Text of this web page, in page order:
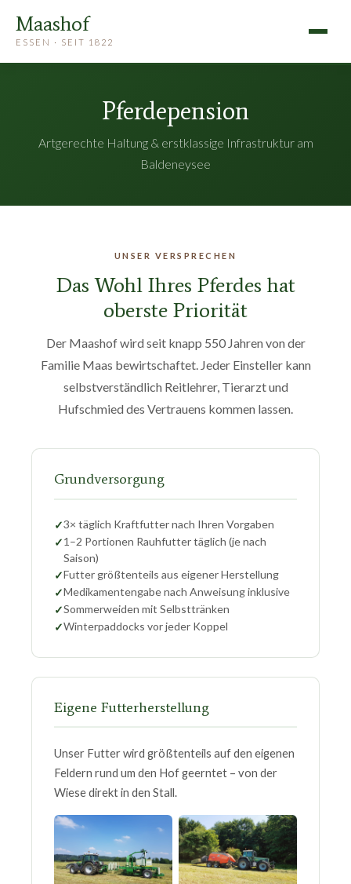
Maashof
ESSEN · SEIT 1822
Pferdepension
Artgerechte Haltung & erstklassige Infrastruktur am
Baldeneysee
UNSER VERSPRECHEN
Das Wohl Ihres Pferdes hat
oberste Priorität
Der Maashof wird seit knapp 550 Jahren von der
Familie Maas bewirtschaftet. Jeder Einsteller kann
selbstverständlich Reitlehrer, Tierarzt und
Hufschmied des Vertrauens kommen lassen.
Grundversorgung
3× täglich Kraftfutter nach Ihren Vorgaben
1–2 Portionen Rauhfutter täglich (je nach
Saison)
Futter größtenteils aus eigener Herstellung
Medikamentengabe nach Anweisung inklusive
Sommerweiden mit Selbsttränken
Winterpaddocks vor jeder Koppel
Eigene Futterherstellung
Unser Futter wird größtenteils auf den eigenen
Feldern rund um den Hof geerntet – von der
Wiese direkt in den Stall.